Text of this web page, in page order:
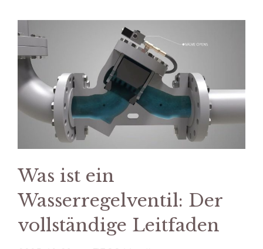
Was ist ein
Wasserregelventil: Der
vollständige Leitfaden